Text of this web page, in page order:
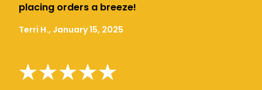
placing orders a breeze!
Terri H., January 15, 2025